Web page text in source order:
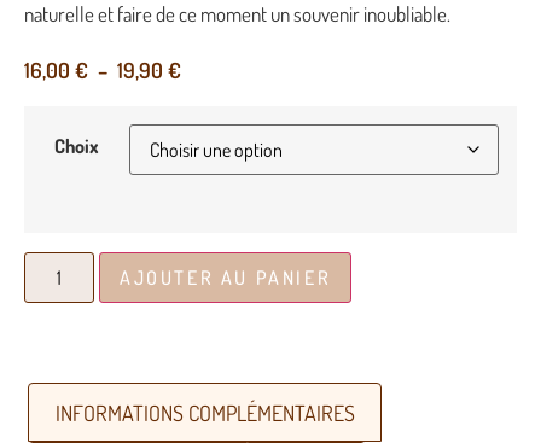
naturelle et faire de ce moment un souvenir inoubliable.
16,00 € – 19,90 €
Choix
AJOUTER AU PANIER
INFORMATIONS COMPLÉMENTAIRES